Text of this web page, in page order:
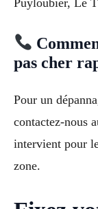
Puyloubier, Le
pas cher
Pour un
contactez-nous
intervient pour
zone.